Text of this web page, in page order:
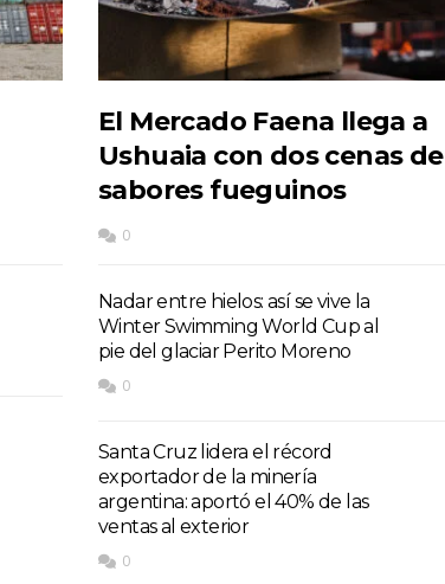
El Mercado Faena llega a
Ushuaia con dos cenas de
sabores fueguinos
0
Nadar entre hielos: así se vive la
Winter Swimming World Cup al
pie del glaciar Perito Moreno
0
Santa Cruz lidera el récord
exportador de la minería
argentina: aportó el 40% de las
ventas al exterior
0